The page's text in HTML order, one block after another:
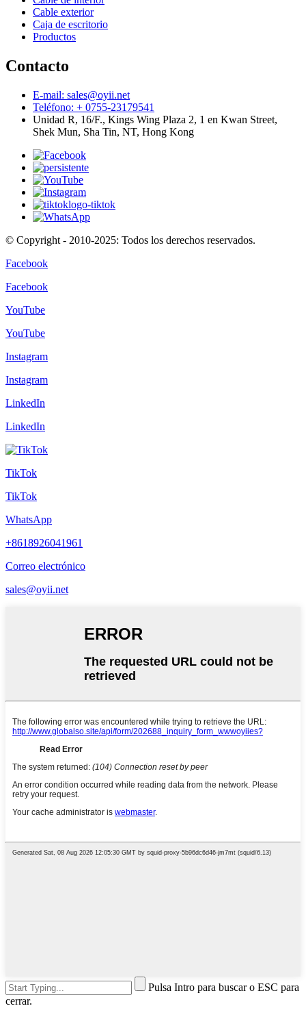
Cable exterior
Caja de escritorio
Productos
Contacto
E-mail: sales@oyii.net
Teléfono: + 0755-23179541
Unidad R, 16/F., Kings Wing Plaza 2, 1 en Kwan Street,
Shek Mun, Sha Tin, NT, Hong Kong
© Copyright - 2010-2025: Todos los derechos reservados.
Facebook
Facebook
YouTube
YouTube
Instagram
Instagram
LinkedIn
LinkedIn
TikTok
TikTok
WhatsApp
+8618926041961
Correo electrónico
sales@oyii.net
Pulsa Intro para buscar o ESC para
cerrar.